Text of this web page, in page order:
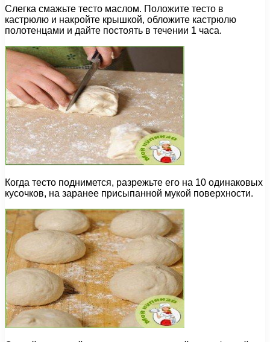
Слегка смажьте тесто маслом. Положите тесто в
кастрюлю и накройте крышкой, обложите кастрюлю
полотенцами и дайте постоять в течении 1 часа.
Когда тесто поднимется, разрежьте его на 10 одинаковых
кусочков, на заранее присыпанной мукой поверхности.